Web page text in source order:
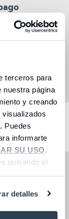
terceros para
nuestra página
y creando
visualizados
Puedes
informarte
SU USO.
pulsando el
detalles
de los
luz y gas)
inquilino.
cambio de